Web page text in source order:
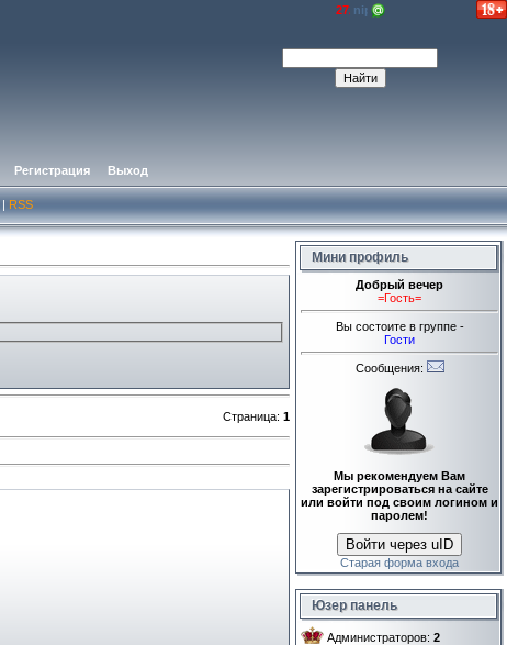
Регистрация Выход
| RSS
Страница: 1
Мини профиль
Добрый вечер
=Гость=
Вы состоите в группе -
Гости
Сообщения:
Мы рекомендуем Вам
зарегистрироваться на сайте
или войти под своим логином и
паролем!
Войти через uID
Старая форма входа
Юзер панель
Администраторов: 2